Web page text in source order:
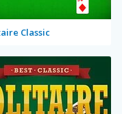
Classic